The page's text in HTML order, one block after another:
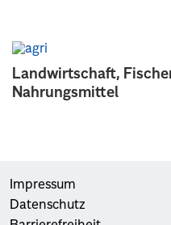
Landwirtschaft,
Nahrungsmittel
Impressum
Datenschutz